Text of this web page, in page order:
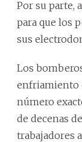
Por su parte,
para que los
sus
Los
enfriamiento
número
de decenas
trabajadores